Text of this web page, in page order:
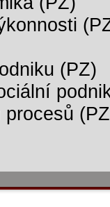
(PZ)
procesů